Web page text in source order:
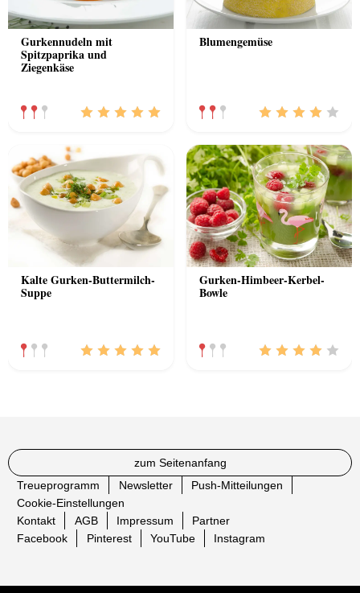
Gurkennudeln mit
Spitzpaprika und
Ziegenkäse
Blumengemüse
Kalte Gurken-Buttermilch-
Suppe
Gurken-Himbeer-Kerbel-
Bowle
zum Seitenanfang
Treueprogramm
Newsletter
Push-Mitteilungen
Cookie-Einstellungen
Kontakt
AGB Impressum
Partner
Facebook
Pinterest YouTube Instagram